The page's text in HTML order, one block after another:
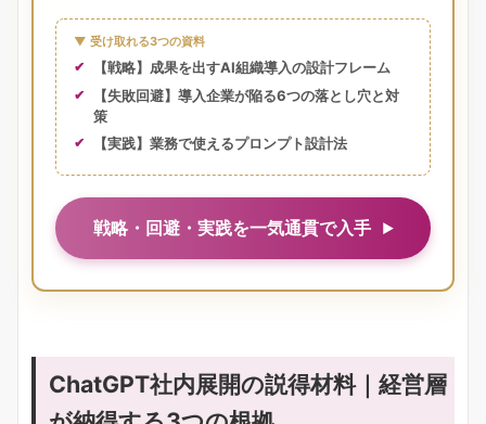
▼ 受け取れる3つの資料
【戦略】成果を出すAI組織導入の設計フレーム
【失敗回避】導入企業が陥る6つの落とし穴と対
策
【実践】業務で使えるプロンプト設計法
戦略・回避・実践を一気通貫で入手
ChatGPT社内展開の説得材料｜経営層